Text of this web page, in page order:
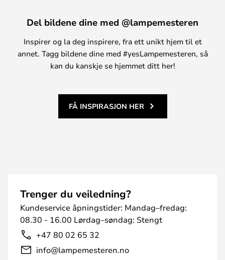
Del bildene dine med @lampemesteren
Inspirer og la deg inspirere, fra ett unikt hjem til et
annet. Tagg bildene dine med #yesLampemesteren, så
kan du kanskje se hjemmet ditt her!
FÅ INSPIRASJON HER
Trenger du veiledning?
Kundeservice åpningstider: Mandag–fredag:
08.30 - 16.00 Lørdag–søndag: Stengt
+47 80 02 65 32
info@lampemesteren.no